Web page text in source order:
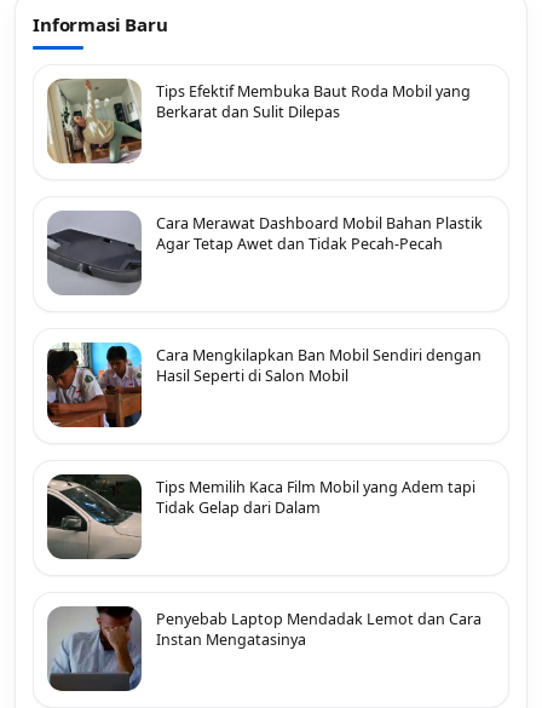
Informasi Baru
Tips Efektif Membuka Baut Roda Mobil yang
Berkarat dan Sulit Dilepas
Cara Merawat Dashboard Mobil Bahan Plastik
Agar Tetap Awet dan Tidak Pecah-Pecah
Cara Mengkilapkan Ban Mobil Sendiri dengan
Hasil Seperti di Salon Mobil
Tips Memilih Kaca Film Mobil yang Adem tapi
Tidak Gelap dari Dalam
Penyebab Laptop Mendadak Lemot dan Cara
Instan Mengatasinya